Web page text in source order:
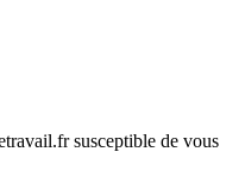
susceptible de vous